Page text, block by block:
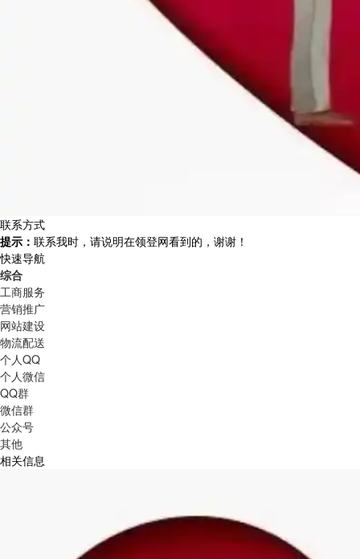
联系方式
提示： 联系我时，请说明在领登网看到的，谢谢！
快速导航
综合
工商服务
营销推广
网站建设
物流配送
个人QQ
个人微信
QQ群
微信群
公众号
其他
相关信息